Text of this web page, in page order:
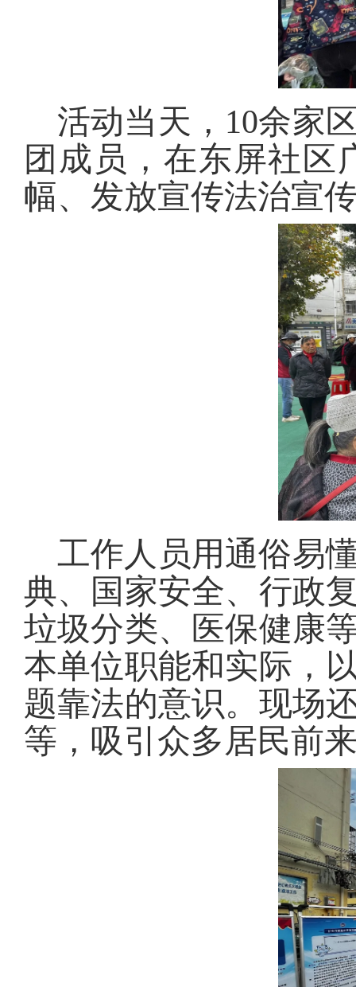
活动当天，10余家
团成员，在东屏社区
幅、发放宣传法治宣
工作人员用通俗易
典、国家安全、行政
垃圾分类、医保健康
本单位职能和实际，
题靠法的意识。现场
等，吸引众多居民前